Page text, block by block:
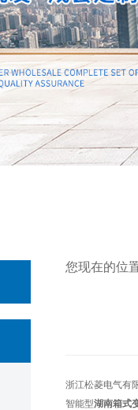
您现在的位
浙江松菱电气有
智能型湖南箱式